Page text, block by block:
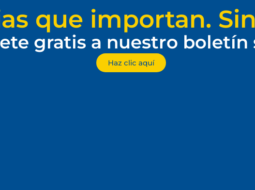
que importan.
gratis a nuestro boletín
Haz clic aquí